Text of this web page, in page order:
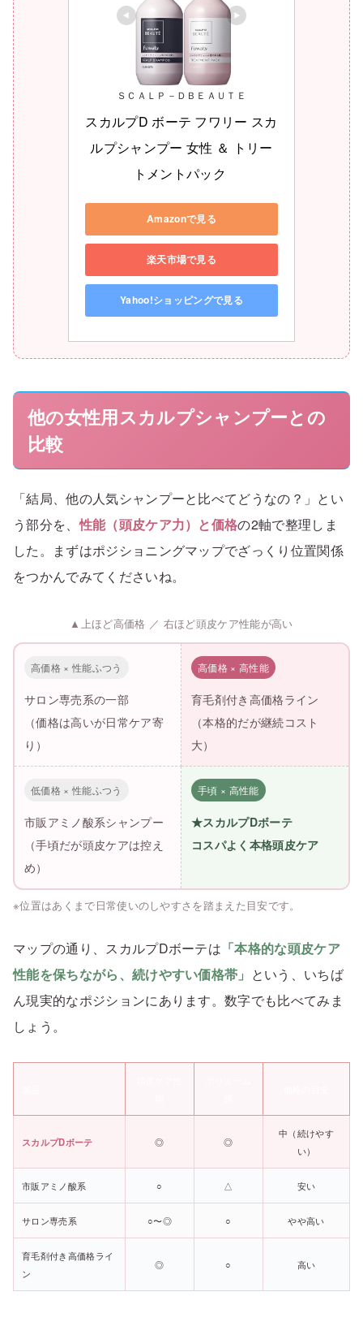
ＳＣＡＬＰ－ＤＢＥＡＵＴＥ
スカルプD ボーテ フワリー スカ
ルプシャンプー 女性 ＆ トリー
トメントパック
Amazonで見る
楽天市場で見る
Yahoo!ショッピングで見る
他の女性用スカルプシャンプーとの
比較
「結局、他の人気シャンプーと比べてどうなの？」とい
う部分を、性能（頭皮ケア力）と価格の2軸で整理しま
した。まずはポジショニングマップでざっくり位置関係
をつかんでみてくださいね。
▲上ほど高価格 ／ 右ほど頭皮ケア性能が高い
高価格 × 性能ふつう
サロン専売系の一部
（価格は高いが日常ケア寄
り）
高価格 × 高性能
育毛剤付き高価格ライン
（本格的だが継続コスト
大）
低価格 × 性能ふつう
市販アミノ酸系シャンプー
（手頃だが頭皮ケアは控え
め）
手頃 × 高性能
★スカルプDボーテ
コスパよく本格頭皮ケア
※位置はあくまで日常使いのしやすさを踏まえた目安です。
マップの通り、スカルプDボーテは 「本格的な頭皮ケア
性能を保ちながら、続けやすい価格帯」 という、いちば
ん現実的なポジションにあります。数字でも比べてみま
しょう。
スカルプDボーテ ◎ ◎
中（続けやす
い）
市販アミノ酸系 ○ △ 安い
サロン専売系 ○〜◎ ○ やや高い
育毛剤付き高価格ライ
ン
◎ ○ 高い